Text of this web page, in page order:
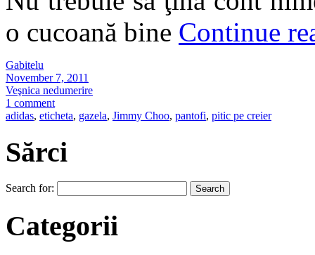
o cucoană bine Continue
Gabitelu
November 7, 2011
Veşnica nedumerire
1 comment
adidas, eticheta, gazela, Jimmy Choo, pantofi, pitic pe creier
Sărci
Search for:
Categorii